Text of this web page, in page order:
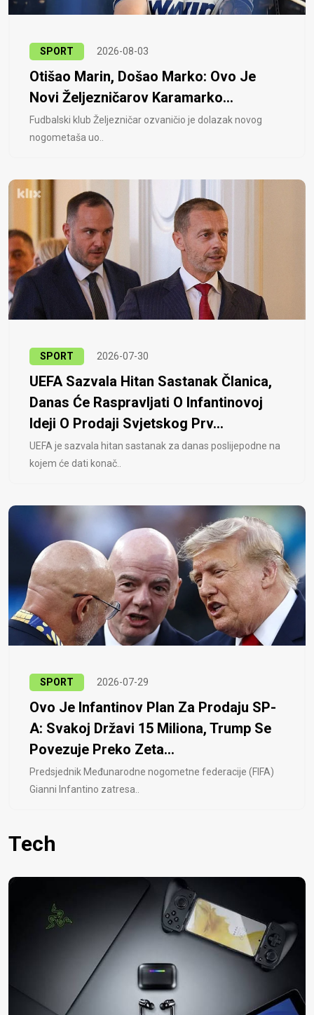
SPORT 2026-08-03
Otišao Marin, Došao Marko: Ovo Je
Novi Željezničarov Karamarko...
Fudbalski klub Željezničar ozvaničio je dolazak novog
nogometaša uo..
SPORT 2026-07-30
UEFA Sazvala Hitan Sastanak Članica,
Danas Će Raspravljati O Infantinovoj
Ideji O Prodaji Svjetskog Prv...
UEFA je sazvala hitan sastanak za danas poslijepodne na
kojem će dati konač..
SPORT 2026-07-29
Ovo Je Infantinov Plan Za Prodaju SP-
A: Svakoj Državi 15 Miliona, Trump Se
Povezuje Preko Zeta...
Predsjednik Međunarodne nogometne federacije (FIFA)
Gianni Infantino zatresa..
Tech